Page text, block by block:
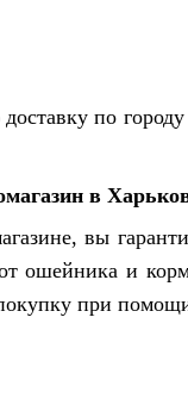
по
в
вы
ошейника и
при